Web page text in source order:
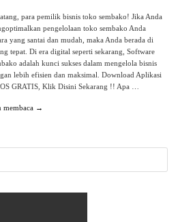
para pemilik bisnis toko sembako! Jika Anda
pengelolaan toko sembako Anda
yang santai dan mudah, maka Anda berada di
tepat. Di era digital seperti sekarang, Software
adalah kunci sukses dalam mengelola bisnis
lebih efisien dan maksimal. Download Aplikasi
GRATIS, Klik Disini Sekarang !! Apa …
membaca →